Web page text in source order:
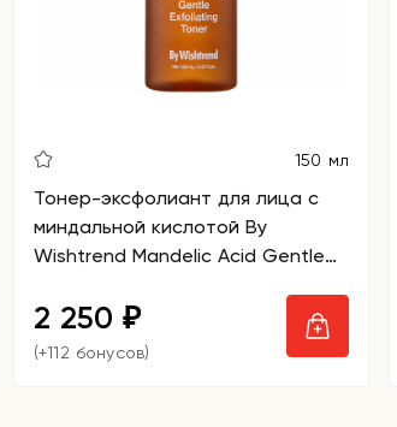
150 мл
Тонер-эксфолиант для лица с
миндальной кислотой By
Wishtrend Mandelic Acid Gentle
2 250 ₽
(+112 бонусов)